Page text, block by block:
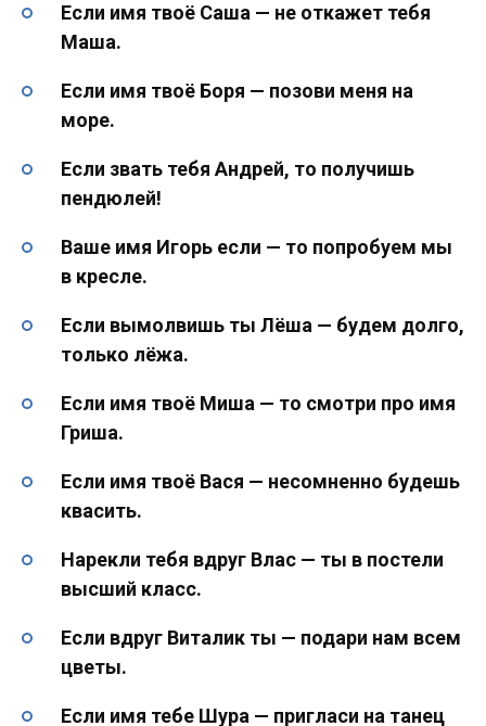
Если имя твоё Саша — не откажет тебя
Маша.
Если имя твоё Боря — позови меня на
море.
Если звать тебя Андрей, то получишь
пендюлей!
Ваше имя Игорь если — то попробуем мы
в кресле.
Если вымолвишь ты Лёша — будем долго,
только лёжа.
Если имя твоё Миша — то смотри про имя
Гриша.
Если имя твоё Вася — несомненно будешь
квасить.
Нарекли тебя вдруг Влас — ты в постели
высший класс.
Если вдруг Виталик ты — подари нам всем
цветы.
Если имя тебе Шура — пригласи на танец